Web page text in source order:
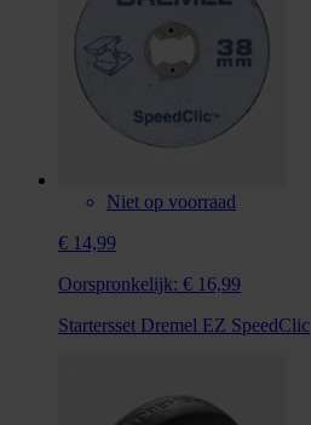
Niet op voorraad
€ 14,99
Oorspronkelijk: € 16,99
Startersset Dremel EZ SpeedClic